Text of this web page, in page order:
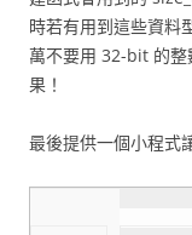
時若有用到這些資料
萬不要用 32-bit 的整
果！
最後提供一個小程式